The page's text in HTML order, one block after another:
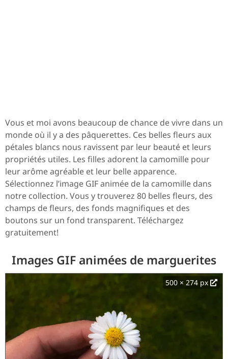
Vous et moi avons beaucoup de chance de vivre dans un
monde où il y a des pâquerettes. Ces belles fleurs aux
pétales blancs nous ravissent par leur beauté et leurs
propriétés utiles. Les filles adorent la camomille pour
leur arôme agréable et leur belle apparence.
Sélectionnez l’image GIF animée de la camomille dans
notre collection. Vous y trouverez 80 belles fleurs, des
champs de fleurs, des fonds magnifiques et des
boutons sur un fond transparent. Téléchargez
gratuitement!
Images GIF animées de marguerites
500 × 274 px